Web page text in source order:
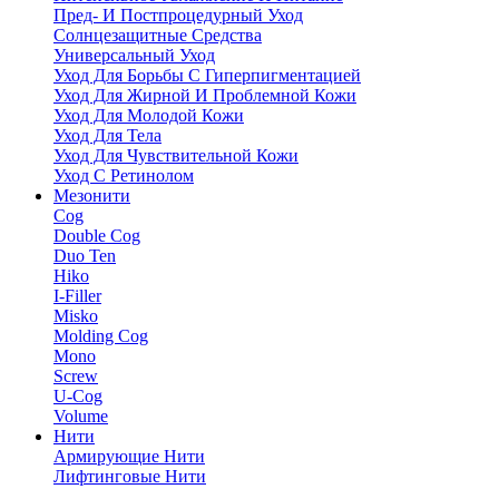
Пред- И Постпроцедурный Уход
Солнцезащитные Средства
Универсальный Уход
Уход Для Борьбы С Гиперпигментацией
Уход Для Жирной И Проблемной Кожи
Уход Для Молодой Кожи
Уход Для Тела
Уход Для Чувствительной Кожи
Уход С Ретинолом
Мезонити
Cog
Double Cog
Duo Ten
Hiko
I-Filler
Misko
Molding Cog
Mono
Screw
U-Cog
Volume
Нити
Армирующие Нити
Лифтинговые Нити